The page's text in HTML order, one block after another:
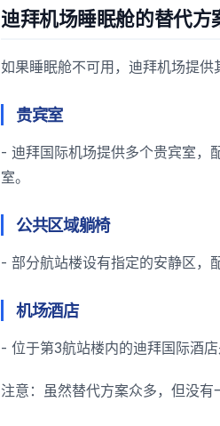
迪拜机场睡眠舱的替代方
如果睡眠舱不可用，迪拜机场提供
贵宾室
- 迪拜国际机场提供多个贵宾室，
室。
公共区域躺椅
- 部分航站楼设有指定的安静区，
机场酒店
- 位于第3航站楼内的迪拜国际酒
注意：虽然替代方案众多，但没有